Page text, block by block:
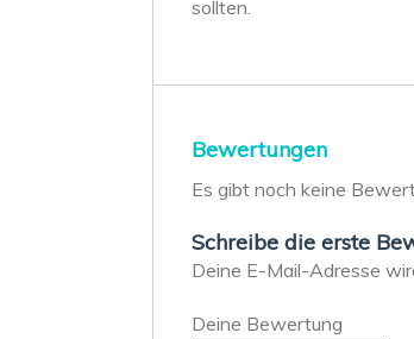
sollten.
Bewertungen
Es gibt noch keine
Schreibe die erste
Deine E-Mail-Adresse
Deine Bewertung